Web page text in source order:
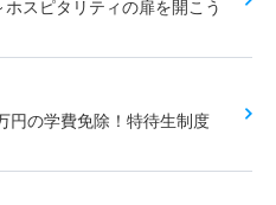
スピタリティの扉を開こう
円の学費免除！特待生制度